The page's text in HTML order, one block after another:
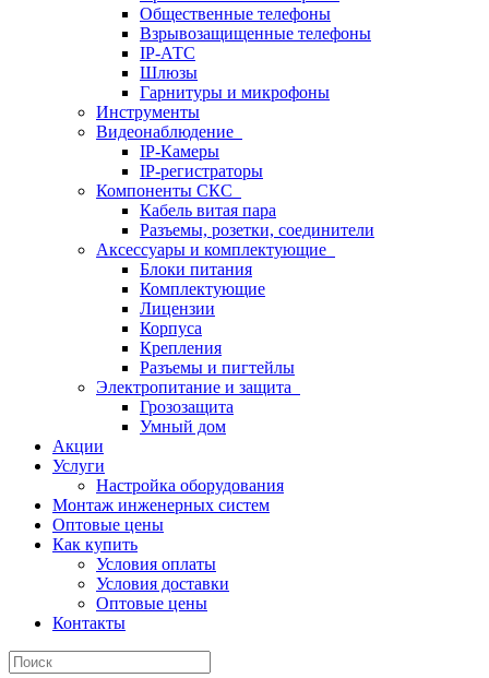
Общественные телефоны
Взрывозащищенные телефоны
IP-АТС
Шлюзы
Гарнитуры и микрофоны
Инструменты
Видеонаблюдение
IP-Камеры
IP-регистраторы
Компоненты СКС
Кабель витая пара
Разъемы, розетки, соединители
Аксессуары и комплектующие
Блоки питания
Комплектующие
Лицензии
Корпуса
Крепления
Разъемы и пигтейлы
Электропитание и защита
Грозозащита
Умный дом
Акции
Услуги
Настройка оборудования
Монтаж инженерных систем
Оптовые цены
Как купить
Условия оплаты
Условия доставки
Оптовые цены
Контакты